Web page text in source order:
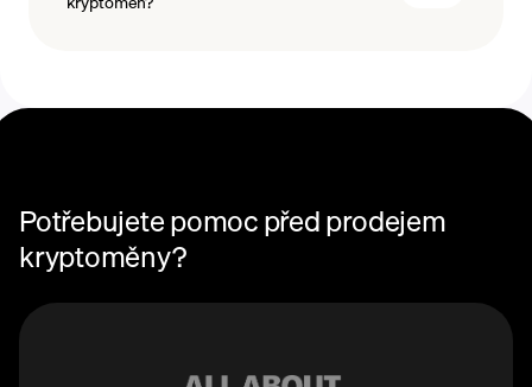
Potřebujete pomoc před prodejem
kryptoměny?